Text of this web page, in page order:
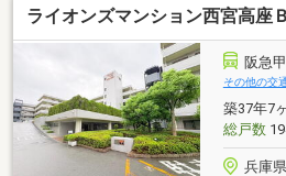
ライオンズマンション西宮高座
阪急
その他の交
築37年7
総戸数
兵庫